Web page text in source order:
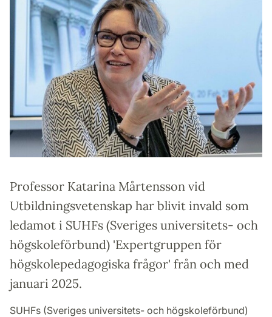
Professor Katarina Mårtensson vid
Utbildningsvetenskap har blivit invald som
ledamot i SUHFs (Sveriges universitets- och
högskoleförbund) 'Expertgruppen för
högskolepedagogiska frågor' från och med
januari 2025.
SUHFs (Sveriges universitets- och högskoleförbund)